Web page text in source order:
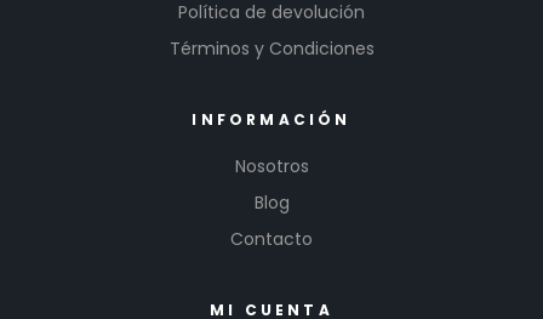
Política de devolución
Términos y Condiciones
INFORMACIÓN
Nosotros
Blog
Contacto
MI CUENTA